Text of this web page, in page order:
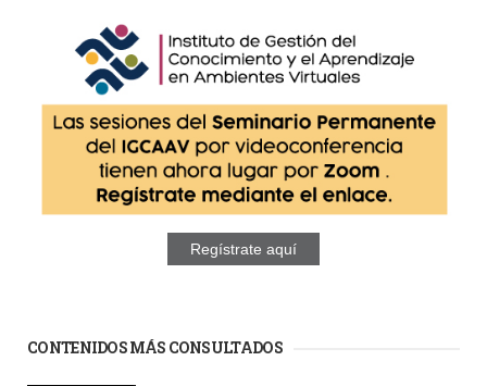
Regístrate aquí
CONTENIDOS MÁS CONSULTADOS